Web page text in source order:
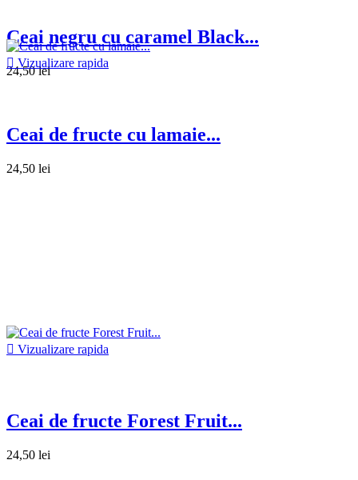
Ceai negru cu caramel Black...
24,50 lei
 Vizualizare rapida
Ceai de fructe cu lamaie...
24,50 lei
 Vizualizare rapida
Ceai de fructe Forest Fruit...
24,50 lei